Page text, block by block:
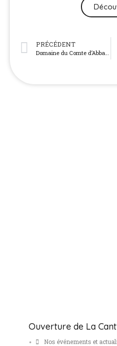
PRÉCÉDENT
Ouverture de La
• Nos événements et